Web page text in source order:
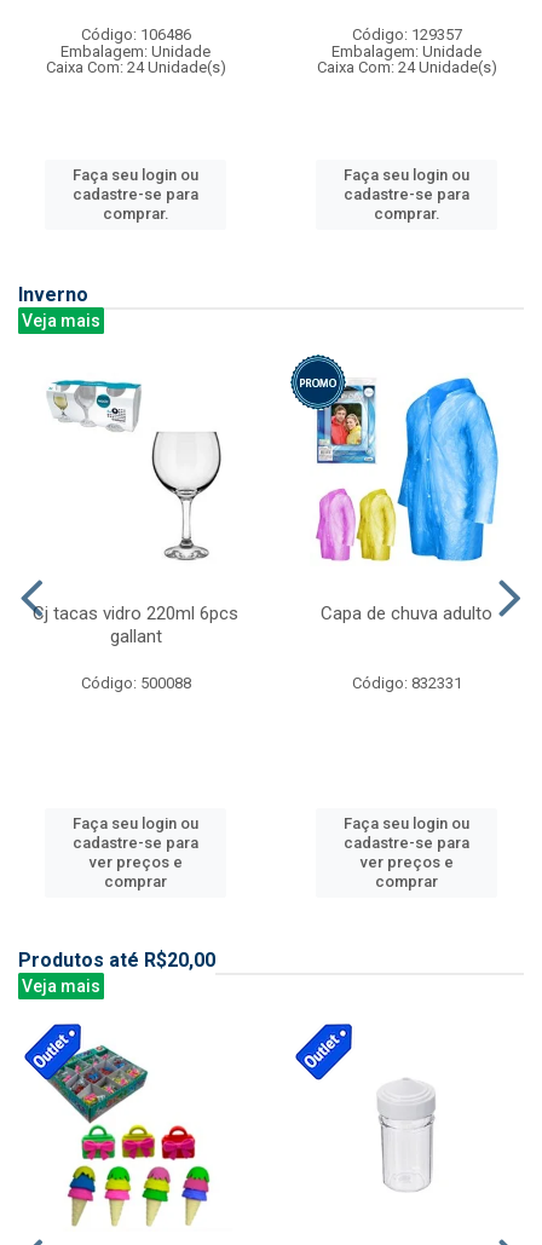
Código: 106486
Embalagem: Unidade
Caixa Com: 24 Unidade(s)
Faça seu login ou
cadastre-se para
comprar.
Código: 129357
Embalagem: Unidade
Caixa Com: 24 Unidade(s)
Faça seu login ou
cadastre-se para
comprar.
Inverno
Veja mais
Cj tacas vidro 220ml 6pcs
gallant
Código: 500088
Faça seu login ou
cadastre-se para
ver preços e
comprar
Capa de chuva adulto
Código: 832331
Faça seu login ou
cadastre-se para
ver preços e
comprar
Produtos até R$20,00
Veja mais